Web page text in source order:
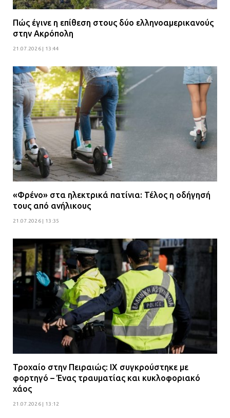
Πώς έγινε η επίθεση στους δύο ελληνοαμερικανούς
στην Ακρόπολη
21.07.2026 | 13:44
«Φρένο» στα ηλεκτρικά πατίνια: Τέλος η οδήγησή
τους από ανήλικους
21.07.2026 | 13:35
Τροχαίο στην Πειραιώς: ΙΧ συγκρούστηκε με
φορτηγό – Ένας τραυματίας και κυκλοφοριακό
χάος
21.07.2026 | 13:12